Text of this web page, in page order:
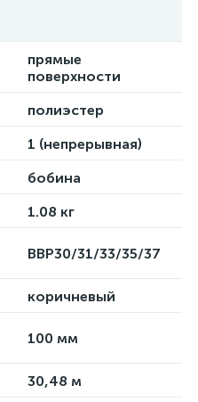
прямые
поверхности
полиэстер
1 (непрерывная)
бобина
1.08 кг
BBP30/31/33/35/37
коричневый
100 мм
30,48 м